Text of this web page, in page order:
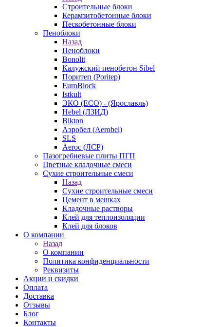
Строительные блоки
Керамзитобетонные блоки
Пескобетонные блоки
Пеноблоки
Назад
Пеноблоки
Bonolit
Калужский пенобетон Sibel
Поритеп (Poritep)
EuroBlock
Istkult
ЭКО (ECO) - (Ярославль)
Hebel (ЛЗИД)
Bikton
Аэробел (Aerobel)
SLS
Aeroc (ЛСР)
Пазогребневые плиты ПГП
Цветные кладочные смеси
Сухие строительные смеси
Назад
Сухие строительные смеси
Цемент в мешках
Кладочные растворы
Клей для теплоизоляции
Клей для блоков
О компании
Назад
О компании
Политика конфиденциальности
Реквизиты
Акции и скидки
Оплата
Доставка
Отзывы
Блог
Контакты